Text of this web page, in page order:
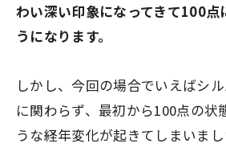
わい深い印象になってきて100点
うになります。
しかし、今回の場合でいえばシ
に関わらず、 最初から100点の状
うな経年変化が起きてしまいまし